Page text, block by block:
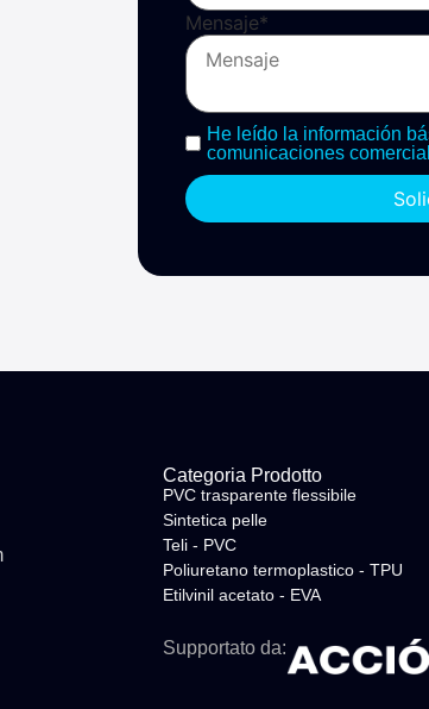
Mensaje*
He leído la información
comunicaciones
Categoria Prodotto
PVC trasparente flessibile
Sintetica pelle
Teli - PVC
Poliuretano termoplastico - TPU
Etilvinil acetato - EVA
Supportato da: